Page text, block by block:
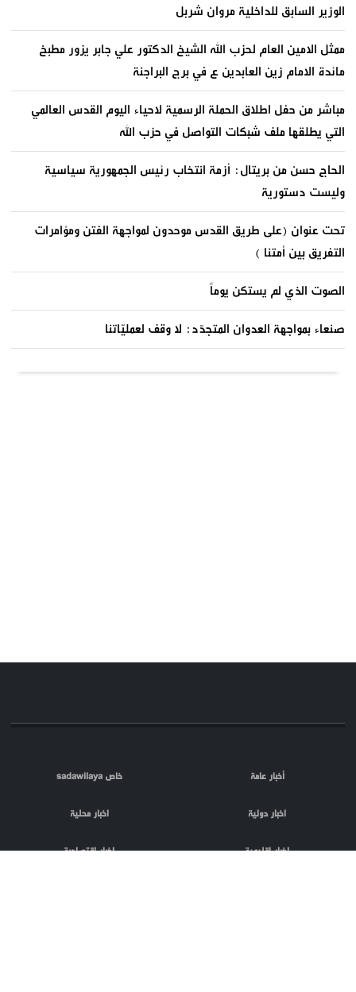
الوزير السابق للداخلية مروان شربل
ممثل الامين العام لحزب الله الشيخ الدكتور علي جابر يزور مطبخ
مائدة الامام زين العابدين ع في برج البراجنة
مباشر من حفل اطلاق الحملة الرسمية لاحياء اليوم القدس العالمي
التي يطلقها ملف شبكات التواصل في حزب الله
الحاج حسن من بريتال: أزمة انتخاب رئيس الجمهورية سياسية
وليست دستورية
تحت عنوان (على طريق القدس موحدون لمواجهة الفتن ومؤامرات
التفريق بين أمتنا )
الصوت الذي لم يستكن يوماً
صنعاء بمواجهة العدوان المتجدّد: لا وقف لعمليّاتنا
أخبار عامة خاص sadawilaya
اخبار دولية اخبار محلية
اخبار اقليمية اخبار اقتصادية